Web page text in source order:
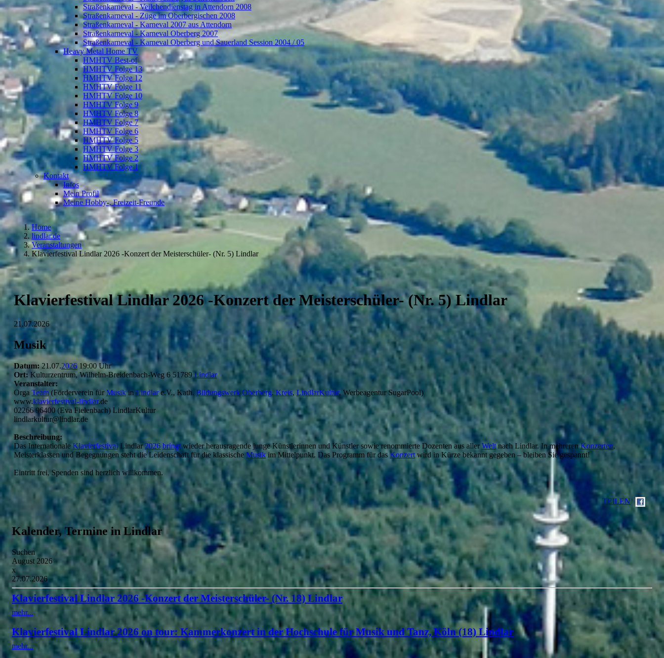
Straßenkarneval - Veilchendienstag in Attendorn 2008
Straßenkarneval - Züge im Oberbergischen 2008
Straßenkarneval - Karneval 2007 aus Attendorn
Straßenkarneval - Karneval Oberberg 2007
Straßenkarneval - Karneval Oberberg und Sauerland Session 2004 / 05
Heavy Metal Home TV
HMHTV Best-of
HMHTV Folge 13
HMHTV Folge 12
HMHTV Folge 11
HMHTV Folge 10
HMHTV Folge 9
HMHTV Folge 8
HMHTV Folge 7
HMHTV Folge 6
HMHTV Folge 5
HMHTV Folge 3
HMHTV Folge 2
HMHTV Folge 1
Kontakt
Infos
Mein Profil
Meine Hobby-, Freizeit-Freunde
Home
lindlar.de
Veranstaltungen
Klavierfestival Lindlar 2026 -Konzert der Meisterschüler- (Nr. 5) Lindlar
Klavierfestival Lindlar 2026 -Konzert der Meisterschüler- (Nr. 5) Lindlar
21.07.2026
Musik
Datum:21.07.202619:00 Uhr
Ort: Kulturzentrum, Wilhelm-Breidenbach-Weg 6 51789Lindlar
Veranstalter:
Orga Team (Förderverein fürMusikin Lindlare.V., Kath. Bildungswerk Oberberg. Kreis, LindlarKultur, Werbeagentur SugarPool)
www.klavierfestival-lindlar.de
02266 96400 (Eva Fielenbach) LindlarKultur
lindlarkultur@lindlar.de
Beschreibung:
Das Internationale KlavierfestivalLindlar2026 bringtwieder herausragende junge Künstlerinnen und Künstler sowie renommierte Dozenten aus allerWeltnach Lindlar. In mehrerenKonzerten,
Meisterklassen und Begegnungen steht die Leidenschaft für die klassischeMusik im Mittelpunkt. Das Programm für dasKonzert wird in Kürze bekannt gegeben – bleiben Sie gespannt!
Eintritt frei, Spenden sind herzlich willkommen.
TEILEN
Kalender, Termine in Lindlar
Suchen
August 2026
x
27.07.2026
Klavierfestival Lindlar 2026 -Konzert der Meisterschüler- (Nr. 18) Lindlar
mehr...
Klavierfestival Lindlar 2026 on tour: Kammerkonzert in der Hochschule für Musik und Tanz, Köln (18) Lindlar
mehr...